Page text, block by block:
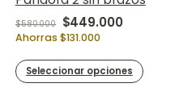
$580.000 Original price
$449.000Current
Ahorras $131.000
Seleccionar opciones